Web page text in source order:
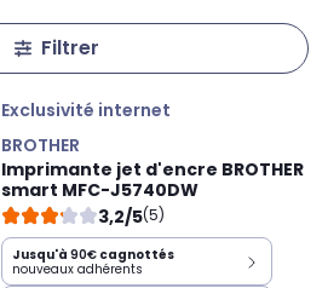
Filtrer
Exclusivité internet
BROTHER
Imprimante jet d'encre BROTHER
smart MFC-J5740DW
3,2/5(5)
Jusqu'à 90€ cagnottés
nouveaux adhérents